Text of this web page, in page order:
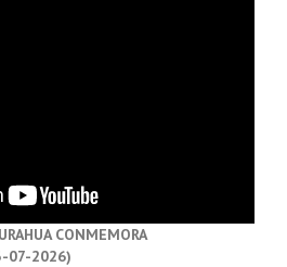
CONMEMORA
07-2026)